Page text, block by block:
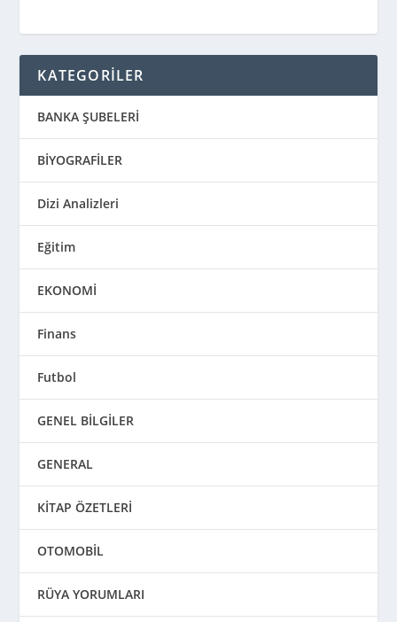
KATEGORİLER
BANKA ŞUBELERİ
BİYOGRAFİLER
Dizi Analizleri
Eğitim
EKONOMİ
Finans
Futbol
GENEL BİLGİLER
GENERAL
KİTAP ÖZETLERİ
OTOMOBİL
RÜYA YORUMLARI